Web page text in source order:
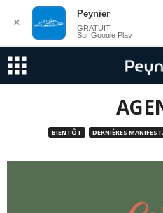
BIENTÔT DERNIÈRES
✕
Peynier
GRATUIT
Sur Google Play